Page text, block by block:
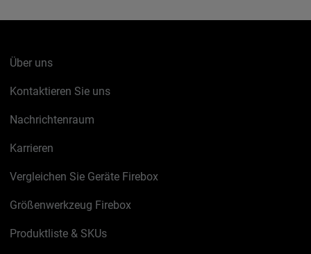
Über uns
Kontaktieren Sie uns
Nachrichtenraum
Karrieren
Vergleichen Sie Geräte Firebox
Größenwerkzeug Firebox
Produktliste & SKUs